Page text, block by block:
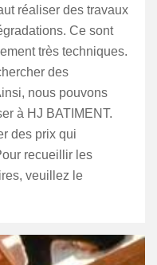
réaliser des travaux
Ce sont
très techniques.
des
nous pouvons
à HJ BATIMENT.
des prix qui
recueillir les
veuillez le